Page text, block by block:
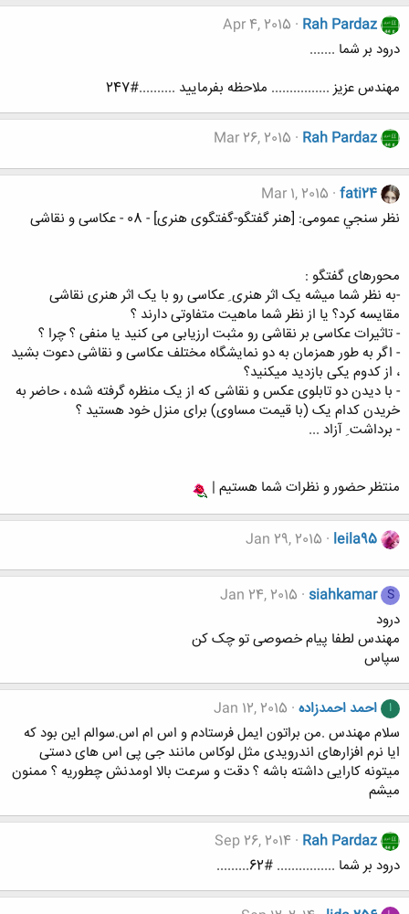
Rah Pardaz
Apr 4, 2015
درود بر شما .......
مهندس عزیز ................ ملاحظه بفرمایید ..........#247
Rah Pardaz
Mar 26, 2015
fati24
Mar 1, 2015
نظر سنجي عمومی: [هنر گفتگو-گفتگوی هنری] - 08 - عکاسی و نقاشی
محورهای گفتگو :
-به نظر شما میشه یک اثر هنری ِ عکاسی رو با یک اثر هنری نقاشی
مقایسه کرد؟ یا از نظر شما ماهیت متفاوتی دارند ؟
- تاثیرات عکاسی بر نقاشی رو مثبت ارزیابی می کنید یا منفی ؟ چرا ؟
- اگر به طور همزمان به دو نمایشگاه مختلف عکاسی و نقاشی دعوت بشید
، از کدوم یکی بازدید میکنید؟
- با دیدن دو تابلوی عکس و نقاشی که از یک منظره گرفته شده ، حاضر به
خریدن کدام یک (با قیمت مساوی) برای منزل خود هستید ؟
- برداشت ِ آزاد ...
منتظر حضور و نظرات شما هستیم |
leila95
Jan 29, 2015
S
siahkamar
Jan 24, 2015
درود
مهندس لطفا پیام خصوصی تو چک کن
سپاس
ا احمد احمدزاده Jan 12, 2015
سلام مهندس .من براتون ایمل فرستادم و اس ام اس.سوالم این بود که
ایا نرم افزارهای اندرویدی مثل لوکاس مانند جی پی اس های دستی
میتونه کارایی داشته باشه ؟ دقت و سرعت بالا اومدنش چطوریه ؟ ممنون
میشم
Rah Pardaz
Sep 26, 2014
درود بر شما ................ #62.........